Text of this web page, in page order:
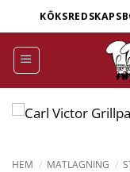
to
content
HEM / MATLAGNING /